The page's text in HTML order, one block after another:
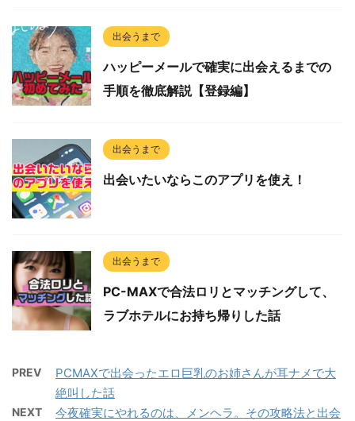
出会うまで
ハッピーメールで確実に出会えるまでの
手順を徹底解説【登録編】
出会うまで
出会いたいならこのアプリを使え！
出会うまで
PC-MAXで合法ロリとマッチングして、
ラブホテルにお持ち帰りした話
PREV
PCMAXで出会ったエロ巨乳のお姉さんが耳ナメで大
絶叫した話
NEXT
今夜確実にやれるのは、メンヘラ。その攻略法と出会